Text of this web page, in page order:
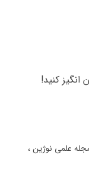
کنید!
علمی نوژین